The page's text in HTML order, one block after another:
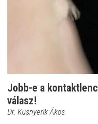
Jobb-e a
válasz!
Dr. Kusnyerik Ákos